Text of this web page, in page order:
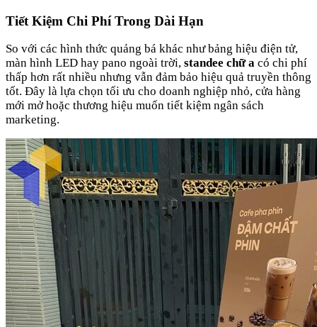
Tiết Kiệm Chi Phí Trong Dài Hạn
So với các hình thức quảng bá khác như bảng hiệu điện tử,
màn hình LED hay pano ngoài trời, standee chữ a có chi phí
thấp hơn rất nhiều nhưng vẫn đảm bảo hiệu quả truyền thông
tốt. Đây là lựa chọn tối ưu cho doanh nghiệp nhỏ, cửa hàng
mới mở hoặc thương hiệu muốn tiết kiệm ngân sách
marketing.